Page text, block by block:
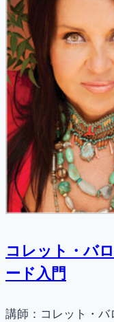
コレット・バ
ード入門
講師：コレット・バ